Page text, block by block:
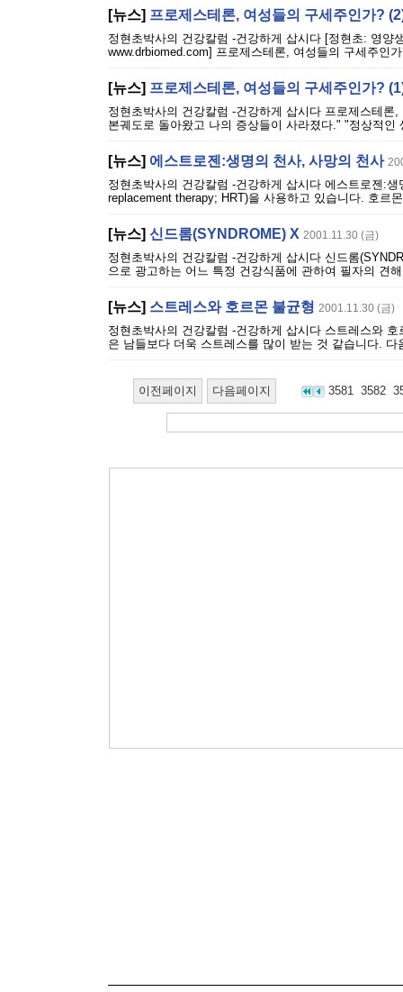
[뉴스] 프로제스테론, 여성들의 구세주인가?
정현초박사의 건강칼럼 -건강하게 삽시다 [정현초: 영양
www.drbiomed.com] 프로제스테론, 여성들의 구세주인
[뉴스] 프로제스테론, 여성들의 구세주인가?
정현초박사의 건강칼럼 -건강하게 삽시다 프로제스테
본궤도로 돌아왔고 나의 증상들이 사라졌다." "정상적
[뉴스] 에스트로젠:생명의 천사, 사망의 천사
정현초박사의 건강칼럼 -건강하게 삽시다 에스트로젠:
replacement therapy; HRT)을 사용하고 있습니다. 호르
[뉴스] 신드롬(SYNDROME) X 2001.11.30 (금)
정현초박사의 건강칼럼 -건강하게 삽시다 신드롬
으로 광고하는 어느 특정 건강식품에 관하여 필자의 견
[뉴스] 스트레스와 호르몬 불균형 2001.11.30 (금)
정현초박사의 건강칼럼 -건강하게 삽시다 스트레스와
은 남들보다 더욱 스트레스를 많이 받는 것 같습니다.
이전페이지 다음페이지 3581 3582